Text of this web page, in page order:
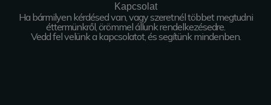
Kapcsolat
Ha bármilyen kérdésed van, vagy szeretnél többet megtudni
éttermünkről, örömmel állunk rendelkezésedre.
Vedd fel velünk a kapcsolatot, és segítünk mindenben.